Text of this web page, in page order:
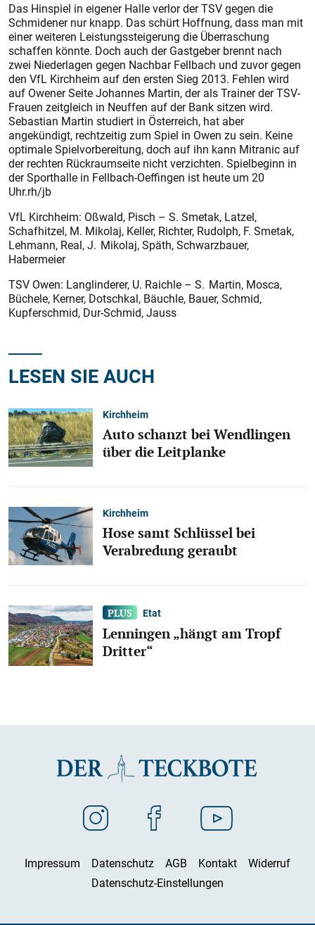
Das Hinspiel in eigener Halle verlor der TSV gegen die
Schmidener nur knapp. Das schürt Hoffnung, dass man mit
einer weiteren Leistungssteigerung die Überraschung
schaffen könnte. Doch auch der Gastgeber brennt nach
zwei Niederlagen gegen Nachbar Fellbach und zuvor gegen
den VfL Kirchheim auf den ersten Sieg 2013. Fehlen wird
auf Owener Seite Johannes Martin, der als Trainer der TSV-
Frauen zeitgleich in Neuffen auf der Bank sitzen wird.
Sebastian Martin studiert in Österreich, hat aber
angekündigt, rechtzeitig zum Spiel in Owen zu sein. Keine
optimale Spielvorbereitung, doch auf ihn kann Mitranic auf
der rechten Rückraumseite nicht verzichten. Spielbeginn in
der Sporthalle in Fellbach-Oeffingen ist heute um 20
Uhr.rh/jb
VfL Kirchheim: Oßwald, Pisch – S. Smetak, Latzel,
Schafhitzel, M. Mikolaj, Keller, Richter, Rudolph, F. Smetak,
Lehmann, Real, J. Mikolaj, Späth, Schwarzbauer,
Habermeier
TSV Owen: Langlinderer, U. Raichle – S. Martin, Mosca,
Büchele, Kerner, Dotschkal, Bäuchle, Bauer, Schmid,
Kupferschmid, Dur-Schmid, Jauss
LESEN SIE AUCH
Kirchheim
Auto schanzt bei Wendlingen
über die Leitplanke
Kirchheim
Hose samt Schlüssel bei
Verabredung geraubt
Etat
Lenningen „hängt am Tropf
Dritter“
Impressum Datenschutz AGB Kontakt
Widerruf
Datenschutz-Einstellungen